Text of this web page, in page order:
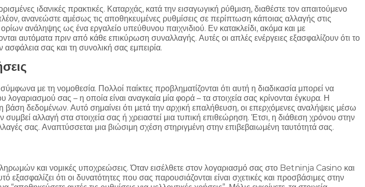
ιδανικές πρακτικές. Καταρχάς, κατά την εισαγωγική ρύθμιση, διαθέστε τον απαιτούμενο
ανανεώστε αμέσως τις αποθηκευμένες ρυθμίσεις σε περίπτωση κάποιας αλλαγής στις
ανάληψης ως ένα εργαλείο υπεύθυνου παιχνιδιού. Εν κατακλείδι, ακόμα και με
αυτόματα πριν από κάθε επικύρωση συναλλαγής. Αυτές οι απλές ενέργειες εξασφαλίζουν ότι το
σας και τη συνολική σας εμπειρία.
με τη νομοθεσία. Πολλοί παίκτες προβληματίζονται ότι αυτή η διαδικασία μπορεί να
σας – η οποία είναι αναγκαία μία φορά – τα στοιχεία σας κρίνονται έγκυρα. Η
δεδομένων. Αυτό σημαίνει ότι μετά την αρχική επαλήθευση, οι επερχόμενες αναλήψεις μέσω
αλλαγή στα στοιχεία σας ή χρειαστεί μια τυπική επιθεώρηση. Έτσι, η διάθεση χρόνου στην
σας. Αναπτύσσεται μια βιώσιμη σχέση στηριγμένη στην επιβεβαιωμένη ταυτότητά σας.
και νομικές υποχρεώσεις. Όταν εισέλθετε στον λογαριασμό σας στο Betninja Casino και
ότι οι δυνατότητες που σας παρουσιάζονται είναι σχετικές και προσβάσιμες στην